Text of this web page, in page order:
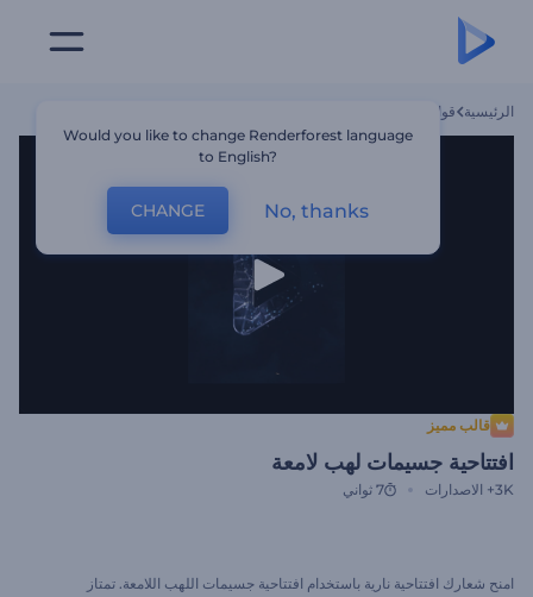
الرئيسية قوالب
قالب مميز
افتتاحية جسيمات لهب لامعة
3K+ الاصدارات 7 ثواني
امنح شعارك افتتاحية نارية باستخدام افتتاحية جسيمات اللهب اللامعة. تمتاز
Would you like to change Renderforest language
to English?
CHANGE No, thanks